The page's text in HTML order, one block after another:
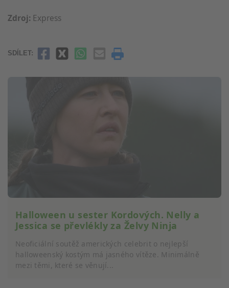
Zdroj: Express
SDÍLET:
Halloween u sester Kordových. Nelly a
Jessica se převlékly za Želvy Ninja
Neoficiální soutěž amerických celebrit o nejlepší
halloweenský kostým má jasného vítěze. Minimálně
mezi těmi, které se věnují...